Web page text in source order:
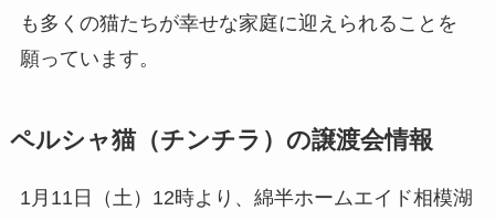
も多くの猫たちが幸せな家庭に迎えられることを
願っています。
ペルシャ猫（チンチラ）の譲渡会情報
1月11日（土）12時より、綿半ホームエイド相模湖